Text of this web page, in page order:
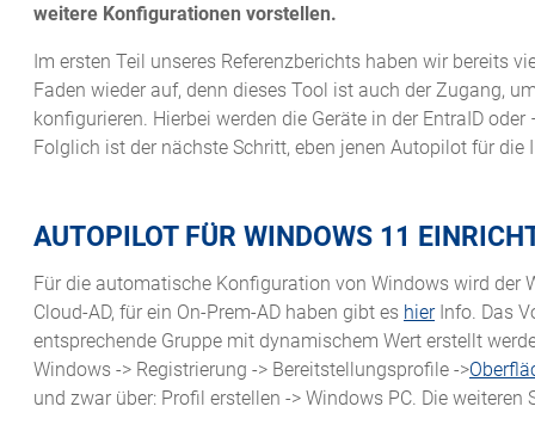
weitere Konfigurationen vorstellen.
Im ersten Teil unseres Referenzberichts haben wir bereits
Faden wieder auf, denn dieses Tool ist auch der Zugang,
konfigurieren. Hierbei werden die Geräte in der EntraID
Folglich ist der nächste Schritt, eben jenen Autopilot für
AUTOPILOT FÜR WINDOWS 11
Für die automatische Konfiguration von Windows wird der
Cloud-AD, für ein On-Prem-AD haben gibt es hierInfo. Das
entsprechende Gruppe mit dynamischem Wert erstellt
Windows -> Registrierung -> Bereitstellungsprofile ->
und zwar über: Profil erstellen -> Windows PC. Die weiteren